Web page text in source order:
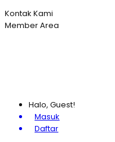
Kontak Kami
Member Area
Halo, Guest!
Masuk
Daftar